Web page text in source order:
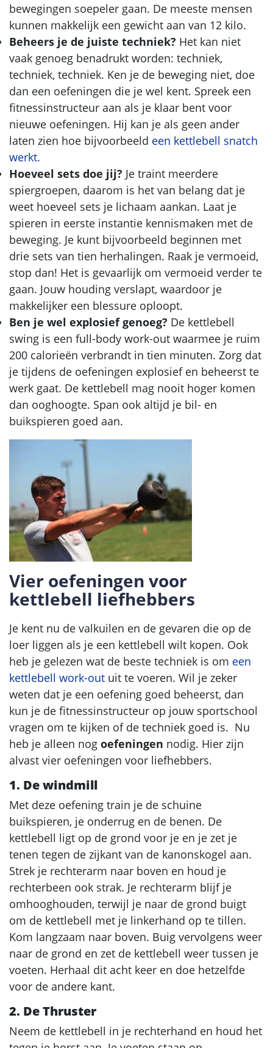
bewegingen soepeler gaan. De meeste mensen
kunnen makkelijk een gewicht aan van 12 kilo.
Beheers je de juiste techniek? Het kan niet
vaak genoeg benadrukt worden: techniek,
techniek, techniek. Ken je de beweging niet, doe
dan een oefeningen die je wel kent. Spreek een
fitnessinstructeur aan als je klaar bent voor
nieuwe oefeningen. Hij kan je als geen ander
laten zien hoe bijvoorbeeld een kettlebell snatch
werkt.
Hoeveel sets doe jij? Je traint meerdere
spiergroepen, daarom is het van belang dat je
weet hoeveel sets je lichaam aankan. Laat je
spieren in eerste instantie kennismaken met de
beweging. Je kunt bijvoorbeeld beginnen met
drie sets van tien herhalingen. Raak je vermoeid,
stop dan! Het is gevaarlijk om vermoeid verder te
gaan. Jouw houding verslapt, waardoor je
makkelijker een blessure oploopt.
Ben je wel explosief genoeg? De kettlebell
swing is een full-body work-out waarmee je ruim
200 calorieën verbrandt in tien minuten. Zorg dat
je tijdens de oefeningen explosief en beheerst te
werk gaat. De kettlebell mag nooit hoger komen
dan ooghoogte. Span ook altijd je bil- en
buikspieren goed aan.
Vier oefeningen voor
kettlebell liefhebbers
Je kent nu de valkuilen en de gevaren die op de
loer liggen als je een kettlebell wilt kopen. Ook
heb je gelezen wat de beste techniek is om een
kettlebell work-out uit te voeren. Wil je zeker
weten dat je een oefening goed beheerst, dan
kun je de fitnessinstructeur op jouw sportschool
vragen om te kijken of de techniek goed is. Nu
heb je alleen nog oefeningen nodig. Hier zijn
alvast vier oefeningen voor liefhebbers.
1. De windmill
Met deze oefening train je de schuine
buikspieren, je onderrug en de benen. De
kettlebell ligt op de grond voor je en je zet je
tenen tegen de zijkant van de kanonskogel aan.
Strek je rechterarm naar boven en houd je
rechterbeen ook strak. Je rechterarm blijf je
omhooghouden, terwijl je naar de grond buigt
om de kettlebell met je linkerhand op te tillen.
Kom langzaam naar boven. Buig vervolgens weer
naar de grond en zet de kettlebell weer tussen je
voeten. Herhaal dit acht keer en doe hetzelfde
voor de andere kant.
2. De Thruster
Neem de kettlebell in je rechterhand en houd het